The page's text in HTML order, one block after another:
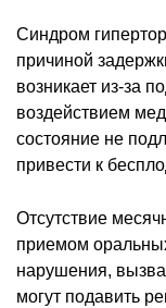
Синдром
причиной
возникает из-за
воздействием
состояние не
привести к
Отсутствие
приемом
нарушения,
могут подавить